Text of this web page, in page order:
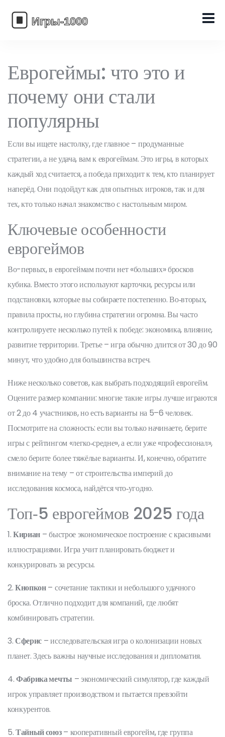
Еврогеймы: что это и
почему они стали
популярны
Если вы ищете настолку, где главное – продуманные
стратегии, а не удача, вам к еврогеймам. Это игры, в которых
каждый ход считается, а победа приходит к тем, кто планирует
наперёд. Они подойдут как для опытных игроков, так и для
тех, кто только начал знакомство с настольным миром.
Ключевые особенности
еврогеймов
Во-первых, в еврогеймам почти нет «больших» бросков
кубика. Вместо этого используют карточки, ресурсы или
подстановки, которые вы собираете постепенно. Во‑вторых,
правила просты, но глубина стратегии огромна. Вы часто
контролируете несколько путей к победе: экономика, влияние,
развитие территории. Третье – игра обычно длится от 30 до 90
минут, что удобно для большинства встреч.
Ниже несколько советов, как выбрать подходящий еврогейм.
Оцените размер компании: многие такие игры лучше играются
от 2 до 4 участников, но есть варианты на 5–6 человек.
Посмотрите на сложность: если вы только начинаете, берите
игры с рейтингом «легко‑средне», а если уже «профессионал»,
смело берите более тяжёлые варианты. И, конечно, обратите
внимание на тему – от строительства империй до
исследования космоса, найдётся что‑угодно.
Топ‑5 еврогеймов 2025 года
1.Кириан – быстрое экономическое построение с красивыми
иллюстрациями. Игра учит планировать бюджет и
конкурировать за ресурсы.
2.Кнопкон– сочетание тактики и небольшого удачного
броска. Отлично подходит для компаний, где любят
комбинировать стратегии.
3.Сферис – исследовательская игра о колонизации новых
планет. Здесь важны научные исследования и дипломатия.
4.Фабрика мечты – экономический симулятор, где каждый
игрок управляет производством и пытается превзойти
конкурентов.
5.Тайный союз– кооперативный еврогейм, где группа